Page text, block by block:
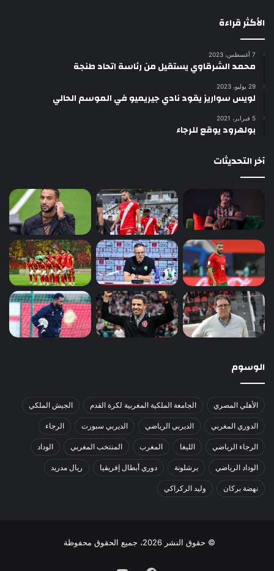
الأكثر قراءة
7 أغسطس، 2023
محمد الشرقاوي يستقيل من رئاسة اتحاد طنجة
29 يوليو، 2023
لويس سواريز يقود نادي جيريميو في الموسم الحالي
5 فبراير، 2021
بولهرود يوقع للرجاء
آخر التحديثات
الوسوم
الأهلي المصري الجامعة الملكية المغربية لكرة القدم الجيش الملكي
الدوري المغربي الديربي الرياضي الديربي سبورت الرجاء
الرجاء الرياضي الليغا المغرب المنتخب المغربي الوداد
الوداد الرياضي برشلونة دوري أبطال إفريقيا ريال مدريد
نهضة بركان وليد الركراكي
© حقوق النشر 2026، جميع الحقوق محفوظة